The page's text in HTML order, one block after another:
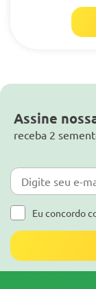
Assine
receba 2
Eu concordo